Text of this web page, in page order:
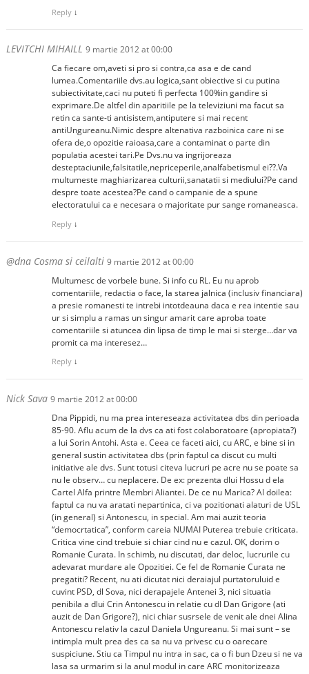
Reply ↓
LEVITCHI MIHAILL 9 martie 2012 at 00:00
Ca fiecare om,aveti si pro si contra,ca asa e de cand
lumea.Comentariile dvs.au logica,sant obiective si cu putina
subiectivitate,caci nu puteti fi perfecta 100%in gandire si
exprimare.De altfel din aparitiile pe la televiziuni ma facut sa
retin ca sante-ti antisistem,antiputere si mai recent
antiUngureanu.Nimic despre altenativa razboinica care ni se
ofera de,o opozitie raioasa,care a contaminat o parte din
populatia acestei tari.Pe Dvs.nu va ingrijoreaza
desteptaciunile,falsitatile,nepriceperile,analfabetismul ei??.Va
multumeste maghiarizarea culturii,sanatatii si mediului?Pe cand
despre toate acestea?Pe cand o campanie de a spune
electoratului ca e necesara o majoritate pur sange romaneasca.
Reply ↓
@dna Cosma si ceilalti 9 martie 2012 at 00:00
Multumesc de vorbele bune. Si info cu RL. Eu nu aprob
comentariile, redactia o face, la starea jalnica (inclusiv financiara)
a presie romanesti te intrebi intotdeauna daca e rea intentie sau
ur si simplu a ramas un singur amarit care aproba toate
comentariile si atuncea din lipsa de timp le mai si sterge…dar va
promit ca ma interesez…
Reply ↓
Nick Sava 9 martie 2012 at 00:00
Dna Pippidi, nu ma prea intereseaza activitatea dbs din perioada
85-90. Aflu acum de la dvs ca ati fost colaboratoare (apropiata?)
a lui Sorin Antohi. Asta e. Ceea ce faceti aici, cu ARC, e bine si in
general sustin activitatea dbs (prin faptul ca discut cu multi
initiative ale dvs. Sunt totusi citeva lucruri pe acre nu se poate sa
nu le observ… cu neplacere. De ex: prezenta dlui Hossu d ela
Cartel Alfa printre Membri Aliantei. De ce nu Marica? Al doilea:
faptul ca nu va aratati nepartinica, ci va pozitionati alaturi de USL
(in general) si Antonescu, in special. Am mai auzit teoria
“democrtatica”, conform careia NUMAI Puterea trebuie criticata.
Critica vine cind trebuie si chiar cind nu e cazul. OK, dorim o
Romanie Curata. In schimb, nu discutati, dar deloc, lucrurile cu
adevarat murdare ale Opozitiei. Ce fel de Romanie Curata ne
pregatiti? Recent, nu ati dicutat nici deraiajul purtatoruluid e
cuvint PSD, dl Sova, nici derapajele Antenei 3, nici situatia
penibila a dlui Crin Antonescu in relatie cu dl Dan Grigore (ati
auzit de Dan Grigore?), nici chiar susrsele de venit ale dnei Alina
Antonescu relativ la cazul Daniela Ungureanu. Si mai sunt – se
intimpla mult prea des ca sa nu va privesc cu o oarecare
suspiciune. Stiu ca Timpul nu intra in sac, ca o fi bun Dzeu si ne va
lasa sa urmarim si la anul modul in care ARC monitorizeaza